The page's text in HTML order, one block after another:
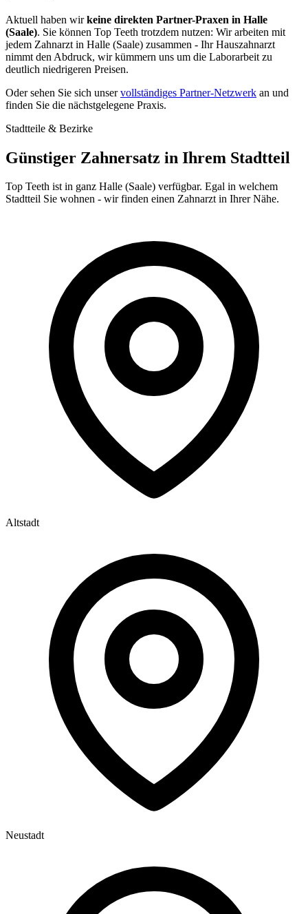
Aktuell haben wirkeine direkten Partner-Praxen in Halle
(Saale). Sie können Top Teeth trotzdem nutzen: Wir arbeiten mit
jedem Zahnarzt in Halle (Saale) zusammen - Ihr Hauszahnarzt
nimmt den Abdruck, wir kümmern uns um die Laborarbeit zu
deutlich niedrigeren Preisen.
Oder sehen Sie sich unservollständiges Partner-Netzwerk an und
finden Sie die nächstgelegene Praxis.
Stadtteile & Bezirke
Günstiger Zahnersatz in Ihrem Stadtteil
Top Teeth ist in ganz Halle (Saale) verfügbar. Egal in welchem
Stadtteil Sie wohnen - wir finden einen Zahnarzt in Ihrer Nähe.
Altstadt
Neustadt